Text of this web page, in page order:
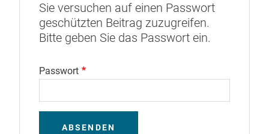
Sie versuchen auf einen Passwort
geschützten Beitrag zuzugreifen.
Bitte geben Sie das Passwort ein.
Passwort
ABSENDEN